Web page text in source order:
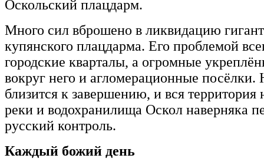
Оскольский плацдарм.
Много сил вброшено в ликвидацию
купянского плацдарма. Его проблемой
городские кварталы, а огромные
вокруг него и агломерационные посёлки.
близится к завершению, и вся территория
реки и водохранилища Оскол наверняка
русский контроль.
Каждый божий день